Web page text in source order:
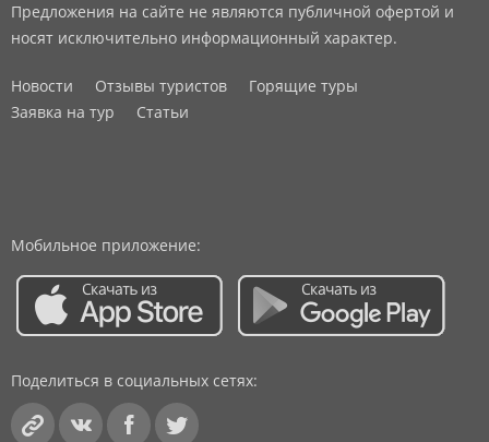
Предложения на сайте не являются публичной офертой и
носят исключительно информационный характер.
Новости Отзывы туристов
Горящие туры
Заявка на тур
Статьи
Мобильное приложение:
Поделиться в социальных сетях: